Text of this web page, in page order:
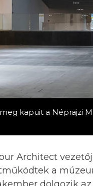
kapuit a Néprajzi
Architect
a